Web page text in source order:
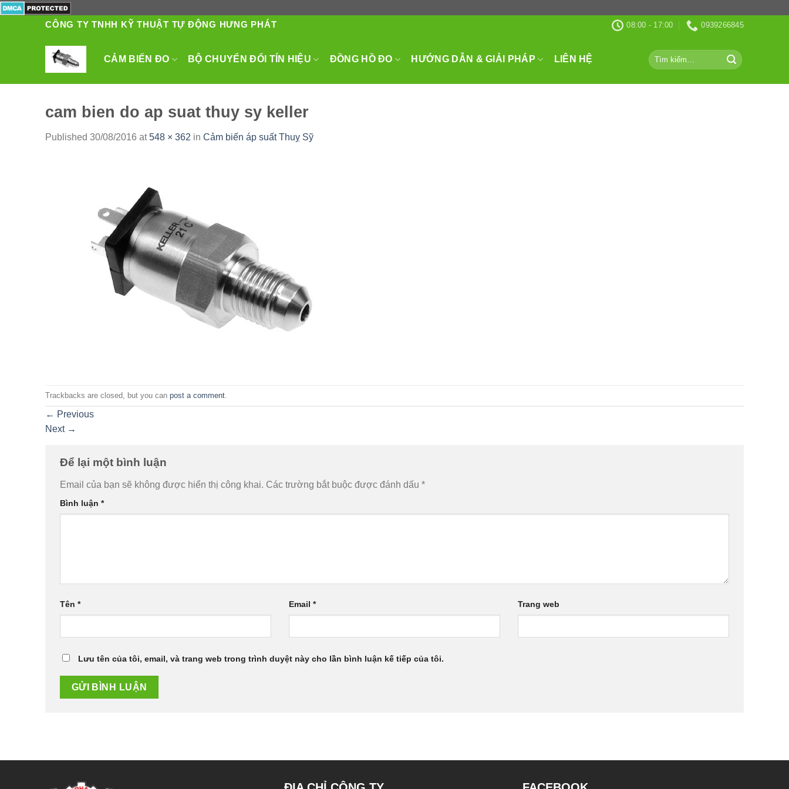
to
CÔNG TY TNHH KỸ THUẬT TỰ ĐỘNG HƯNG PHÁT 08:00 - 17:00 0939266845
CẢM BIẾN ĐO BỘ CHUYỂN ĐỔI TÍN HIỆU ĐỒNG HỒ ĐO HƯỚNG DẪN & GIẢI PHÁP LIÊN HỆ
Tìm
kiếm:
cam bien do ap suat thuy sy keller
Published 30/08/2016 at548 × 362 in Cảm biến áp suất Thuỵ Sỹ
Trackbacks are closed, but you can post a comment
← Previous
Next →
Để lại một bình luận
Email của bạn sẽ không được hiển thị công khai. Các trường bắt buộc được đánh dấu *
Bình luận *
Tên * Email * Trang web
Lưu tên của tôi, email, và trang web trong trình duyệt này cho lần bình luận kế tiếp của tôi.